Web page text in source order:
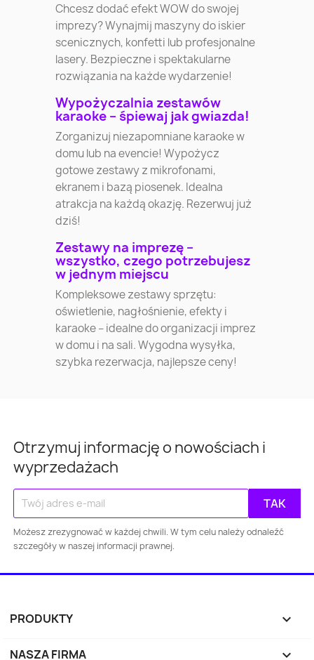
Chcesz dodać efekt WOW do swojej
imprezy? Wynajmij maszyny do iskier
scenicznych, konfetti lub profesjonalne
lasery. Bezpieczne i spektakularne
rozwiązania na każde wydarzenie!
Wypożyczalnia zestawów
karaoke – śpiewaj jak gwiazda!
Zorganizuj niezapomniane karaoke w
domu lub na evencie! Wypożycz
gotowe zestawy z mikrofonami,
ekranem i bazą piosenek. Idealna
atrakcja na każdą okazję. Rezerwuj już
dziś!
Zestawy na imprezę –
wszystko, czego potrzebujesz
w jednym miejscu
Kompleksowe zestawy sprzętu:
oświetlenie, nagłośnienie, efekty i
karaoke – idealne do organizacji imprez
w domu i na sali. Wygodna wysyłka,
szybka rezerwacja, najlepsze ceny!
Otrzymuj informację o nowościach i
wyprzedażach
Możesz zrezygnować w każdej chwili. W tym celu należy odnaleźć
szczegóły w naszej informacji prawnej.
PRODUKTY 
NASZA FIRMA 